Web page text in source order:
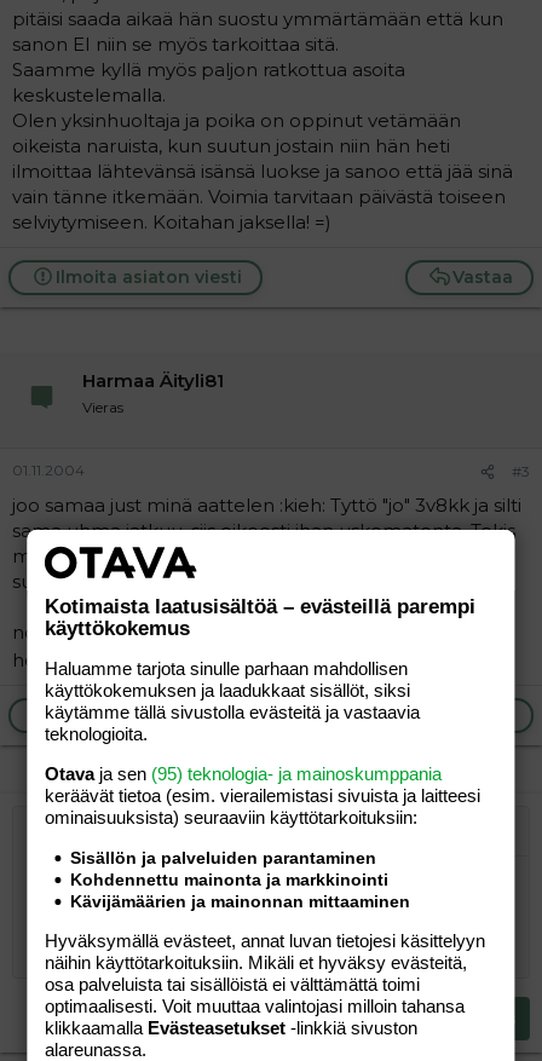
pitäisi saada aikaä hän suostu ymmärtämään että kun
sanon EI niin se myös tarkoittaa sitä.
Saamme kyllä myös paljon ratkottua asoita
keskustelemalla.
Olen yksinhuoltaja ja poika on oppinut vetämään
oikeista naruista, kun suutun jostain niin hän heti
ilmoittaa lähtevänsä isänsä luokse ja sanoo että jää sinä
vain tänne itkemään. Voimia tarvitaan päivästä toiseen
selviytymiseen. Koitahan jaksella! =)
Vastaa
Ilmoita asiaton viesti
Harmaa Äityli81
Vieras
01.11.2004 #3
joo samaa just minä aattelen :kieh: Tyttö "jo" 3v8kk ja silti
sama uhma jatkuu. siis oikeesti ihan uskomatonta. Tekis
mieli joskus antaa sille menolippu jonnekin kyl se niin
suunnattomasti koettelee hermoja \|O
no joo.. mutta eiköhän se ala pikkuhiljaa kohta
helpottaan.. tai sit ei. mutta toivossa on hyvä elää
Ilmoita asiaton viesti
Järjestämätön lista
Pienennä sisennystä
Fontin koko
9
12
15
18
Tekstiväri
KirjasintyyliArial
Courier New
Georgia
Tahoma
YliviivaaAlleviivattu
Rivinsisäinen koodi
Rivinsisäinen spoiler
Tasaus Tasaa vasemmalle
Tasaa oikealle
Justify text
Paragraph format
Normal
Heading 1
Heading 2
Heading 3
LainausLisää video/media
Lisää taulukko
Insert horizontal line
SpoilerKoodi
Tee uudelleen
BBCode-näkymä
Poista muotoilu
LuonnoksetTallenna luonnos
Kirjoita vastaus...
Lähetä vastaus
Kotimaista laatusisältöä – evästeillä parempi
käyttökokemus
Haluamme tarjota sinulle parhaan mahdollisen
käyttökokemuksen ja laadukkaat sisällöt, siksi
käytämme tällä sivustolla evästeitä ja vastaavia
teknologioita.
Otavaja sen (95) teknologia- ja mainoskumppania
keräävät tietoa (esim. vierailemis­tasi sivuista ja laitteesi
ominaisuuk­sista) seuraaviin käyttötarkoituksiin:
Sisällön ja palveluiden parantaminen
Kohdennettu mainonta ja markkinointi
Kävijämäärien ja mainonnan mittaaminen
Hyväksymällä evästeet, annat luvan tietojesi käsittelyyn
näihin käyttötarkoituksiin. Mikäli et hyväksy evästeitä,
osa palveluista tai sisällöistä ei välttämättä toimi
optimaalisesti. Voit muuttaa valintojasi milloin tahansa
klikkaamalla Evästeasetukset -linkkiä sivuston
alareunassa.